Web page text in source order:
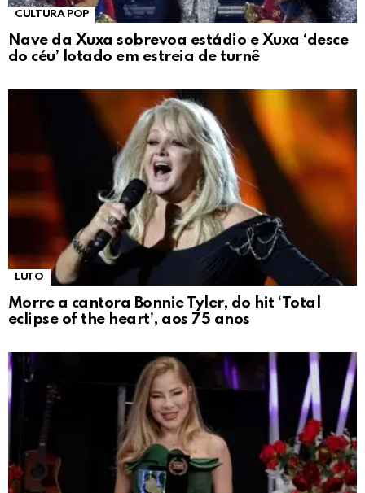
CULTURA POP
Nave da Xuxa sobrevoa estádio e Xuxa ‘desce
do céu’ lotado em estreia de turnê
LUTO
Morre a cantora Bonnie Tyler, do hit ‘Total
eclipse of the heart’, aos 75 anos